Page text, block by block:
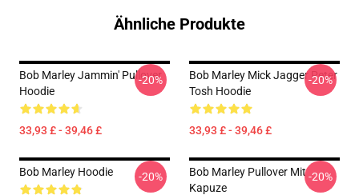
Ähnliche Produkte
Bob Marley Jammin' Pullover
Hoodie
33,93 £ - 39,46 £
-20%
Bob Marley Mick Jagger Peter
Tosh Hoodie
33,93 £ - 39,46 £
-20%
Bob Marley Hoodie -20%
Bob Marley Pullover Mit
Kapuze
-20%